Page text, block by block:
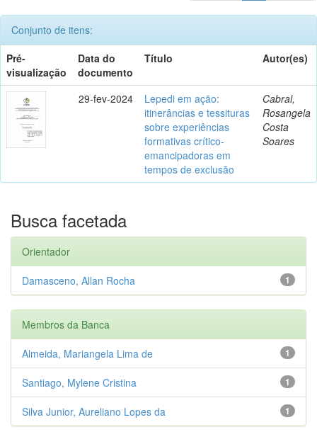
Conjunto de itens:
Pré-
visualização
Data do
documento
Título Autor(es)
29-fev-2024
Lepedi em ação:
itinerâncias e tessituras
sobre experiências
formativas crítico-
emancipadoras em
tempos de exclusão
Cabral,
Rosangela
Costa
Soares
Busca facetada
Orientador
1
Damasceno, Allan Rocha
Membros da Banca
1
Almeida, Mariangela Lima de
1
Santiago, Mylene Cristina
1
Silva Junior, Aureliano Lopes da